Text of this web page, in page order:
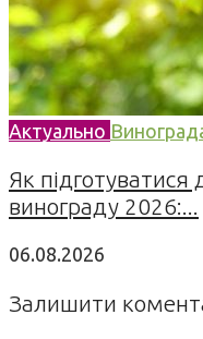
Актуально
Як підготуватися
винограду 2026:...
06.08.2026
Залишити